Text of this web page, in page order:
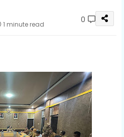
1 minute read 0